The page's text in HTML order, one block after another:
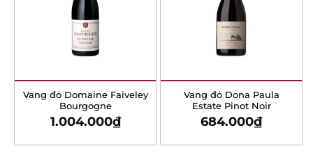
Vang đỏ Domaine
Faiveley Bourgogne
1.004.000₫
Vang đỏ Dona Paula
Estate Pinot Noir
684.000₫